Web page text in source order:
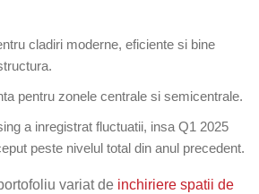
cladiri moderne, eficiente si bine
pentru zonele centrale si semicentrale.
a inregistrat fluctuatii, insa Q1 2025
peste nivelul total din anul precedent.
variat de inchiriere spatii de